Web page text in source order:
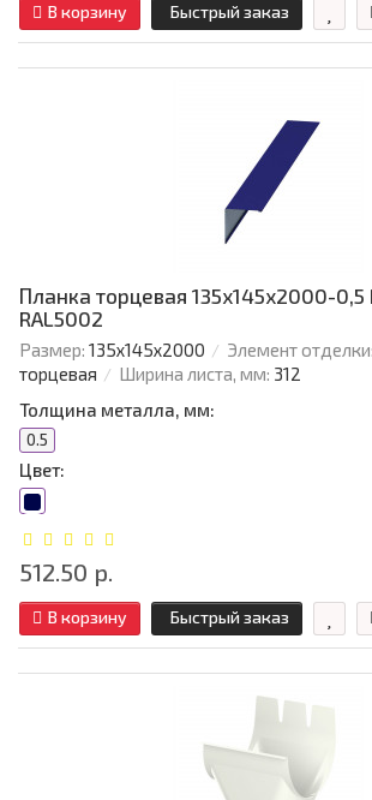
В корзину Быстрый заказ
Планка торцевая 135х145х2000-0,5
RAL5002
Размер: 135х145х2000 Элемент отделки:
торцевая
Ширина листа, мм: 312
Толщина металла, мм:
0.5
Цвет:
512.50 р.
В корзину Быстрый заказ